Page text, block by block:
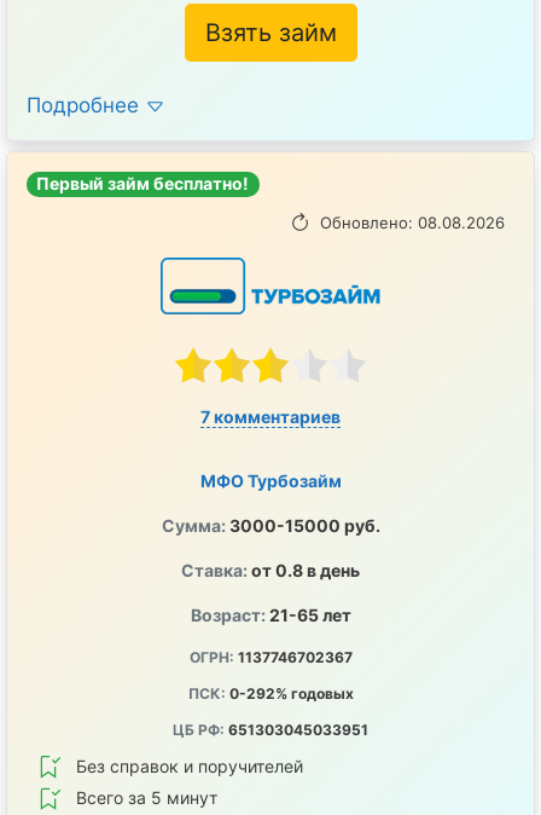
Взять займ
Подробнее
Первый займ бесплатно!
Обновлено: 08.08.2026
7 комментариев
МФО Турбозайм
Сумма: 3000-15000 руб.
Ставка: от 0.8 в день
Возраст: 21-65 лет
ОГРН: 1137746702367
ПСК: 0-292% годовых
ЦБ РФ: 651303045033951
Без справок и поручителей
Всего за 5 минут